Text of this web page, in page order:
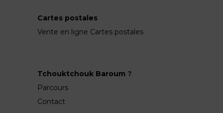
Cartes postales
Vente en ligne Cartes postales
Tchouktchouk Baroum ?
Parcours
Contact